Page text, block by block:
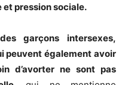
pression sociale.
garçons intersexes,
peuvent également avoir
d’avorter ne sont pas